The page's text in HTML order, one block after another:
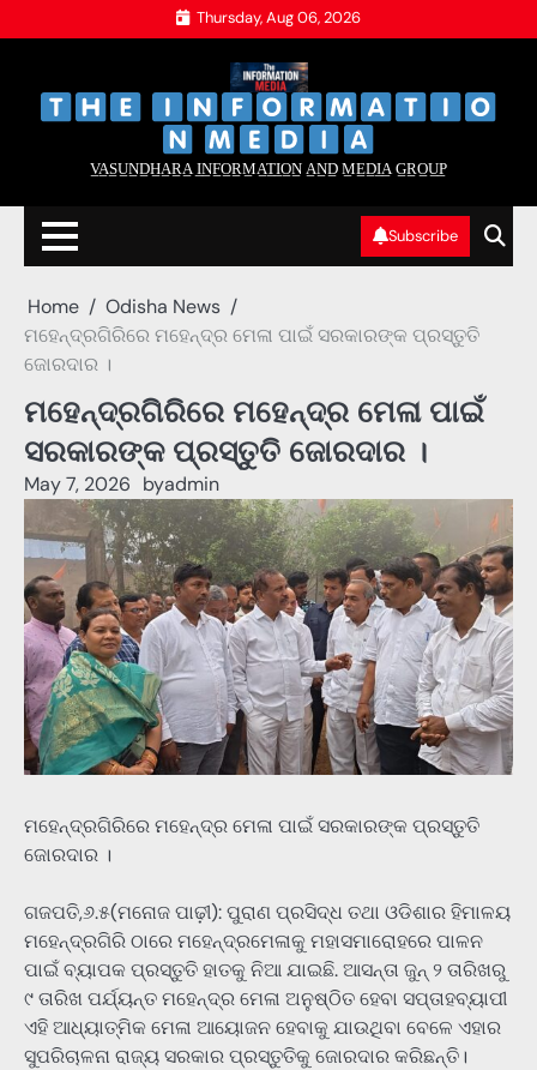
to
Thursday, Aug 06, 2026
V̲A̲S̲U̲N̲D̲H̲A̲R̲A̲ I̲N̲F̲O̲R̲M̲A̲T̲I̲O̲N̲ A̲N̲D̲ M̲E̲D̲I̲A̲ G̲R̲O̲U̲P̲
Subscribe
Home
Odisha News
ମହେନ୍ଦ୍ରଗିରିରେ ମହେନ୍ଦ୍ର ମେଳା ପାଇଁ ସରକାରଙ୍କ ପ୍ରସ୍ତୁତି
ଜୋରଦାର ।
ମହେନ୍ଦ୍ରଗିରିରେ ମହେନ୍ଦ୍ର ମେଳା ପାଇଁ
ସରକାରଙ୍କ ପ୍ରସ୍ତୁତି ଜୋରଦାର ।
May 7, 2026 byadmin
ମହେନ୍ଦ୍ରଗିରିରେ ମହେନ୍ଦ୍ର ମେଳା ପାଇଁ ସରକାରଙ୍କ ପ୍ରସ୍ତୁତି
ଜୋରଦାର ।
ଗଜପତି,୬.୫(ମନୋଜ ପାଢ଼ୀ): ପୁରାଣ ପ୍ରସିଦ୍ଧ ତଥା ଓଡିଶାର ହିମାଳୟ
ମହେନ୍ଦ୍ରଗିରି ଠାରେ ମହେନ୍ଦ୍ରମେଳାକୁ ମହାସମାରୋହରେ ପାଳନ
ପାଇଁ ବ୍ୟାପକ ପ୍ରସ୍ତୁତି ହାତକୁ ନିଆ ଯାଇଛି. ଆସନ୍ତା ଜୁନ୍ ୨ ତାରିଖରୁ
୯ ତାରିଖ ପର୍ଯ୍ୟନ୍ତ ମହେନ୍ଦ୍ର ମେଳା ଅନୁଷ୍ଠିତ ହେବା ସପ୍ତାହବ୍ୟାପୀ
ଏହି ଆଧ୍ୟାତ୍ମିକ ମେଳା ଆୟୋଜନ ହେବାକୁ ଯାଉଥିବା ବେଳେ ଏହାର
ସୁପରିଚାଳନା ରାଜ୍ୟ ସରକାର ପ୍ରସ୍ତୁତିକୁ ଜୋରଦାର କରିଛନ୍ତି।